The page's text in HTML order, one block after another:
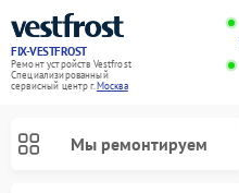
FIX-VESTFROST
Ремонт устройств Vestfrost
Специализированный
cервисный центр г.Москва
Мы ремонтируем